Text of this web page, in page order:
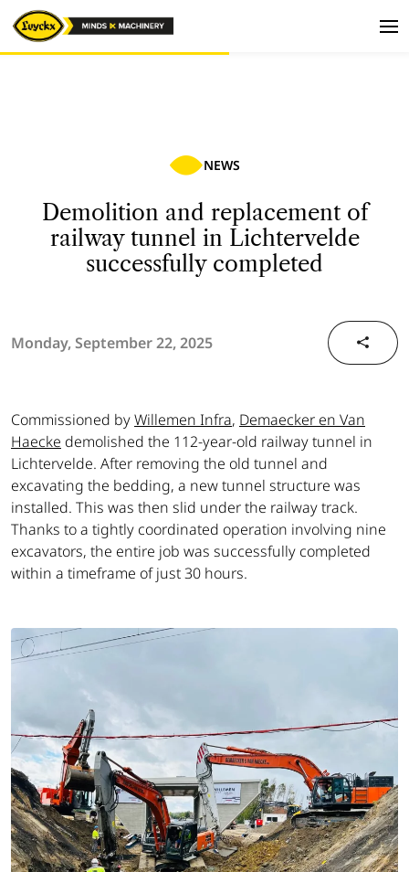
NEWS
Demolition and replacement of
railway tunnel in Lichtervelde
successfully completed
Monday, September 22, 2025
Commissioned byWillemen Infra, Demaecker en Van
Haecke demolished the 112-year-old railway tunnel in
Lichtervelde. After removing the old tunnel and
excavating the bedding, a new tunnel structure was
installed. This was then slid under the railway track.
Thanks to a tightly coordinated operation involving nine
excavators, the entire job was successfully completed
within a timeframe of just 30 hours.